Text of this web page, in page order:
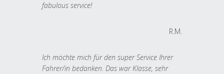
fabulous service!
R.M.
Ich möchte mich für den super Service Ihrer
Fahrer/in bedanken. Das war Klasse, sehr